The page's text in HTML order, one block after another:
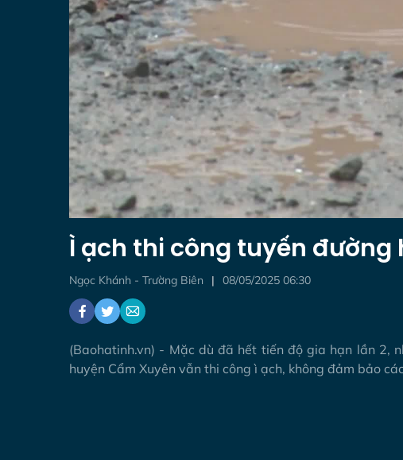
Ì ạch thi công tuyến đường
Ngọc Khánh - Trường Biên 08/05/2025 06:30
(Baohatinh.vn) - Mặc dù đã hết tiến độ gia hạn lần 2,
huyện Cẩm Xuyên vẫn thi công ì ạch, không đảm bảo